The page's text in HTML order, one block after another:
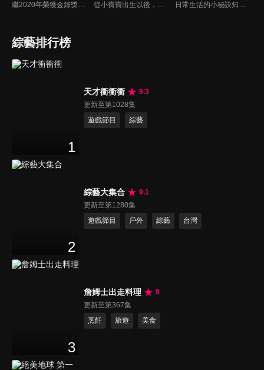
繼2020年榮獲金鐘獎「生活風格節目主持人獎」，2021年再度入圍，從真理出發的家庭談話性節目，針對現代婚姻家庭議題讓您輕鬆掌握關注方向。 從小寶寶出生以後，父母親就該使承受各種各樣的壓力。小寶寶的健康，教育費的負擔，乃至於社會跟親友的期許，都讓父母整日擔憂。本集節目還邀請台北醫院大學附設醫院的臨床心理師黃意霖，提供紓解壓力的方法。 日常生活的小秘訣知多少？由理財專家賴憲政、美麗人妻季芹，用貼近民心的實際案例、最新時事的話題來分析研討，讓你了解生活中的理財消費、民生、旅遊等問題。
綜藝排行榜
1
天才衝衝衝
9.3
更新至第1028集
遊戲節目
綜藝
2
綜藝大集合
9.1
更新至第1280集
遊戲節目
戶外 綜藝 台灣
3
詹姆士出走料理
9
更新至第367集
烹飪
旅遊 美食